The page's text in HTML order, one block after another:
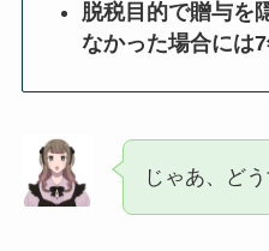
脱税目的で贈与を
なかった場合には
じゃあ、ど